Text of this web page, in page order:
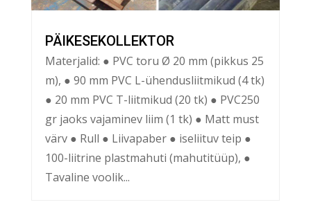
PÄIKESEKOLLEKTOR
Materjalid: ● PVC toru Ø 20 mm (pikkus 25
m), ● 90 mm PVC L-ühendusliitmikud (4 tk)
● 20 mm PVC T-liitmikud (20 tk) ● PVC250
gr jaoks vajaminev liim (1 tk) ● Matt must
värv ● Rull ● Liivapaber ● iseliituv teip ●
100-liitrine plastmahuti (mahutitüüp), ●
Tavaline voolik...